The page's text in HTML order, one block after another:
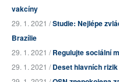
vakcíny
29. 1. 2021 /Studie: Nejlépe
Brazílie
29. 1. 2021 /Regulujte sociální
29. 1. 2021 /Deset hlavních